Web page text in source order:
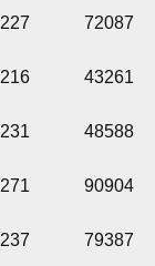
227 72087
216 43261
231 48588
271 90904
237 79387